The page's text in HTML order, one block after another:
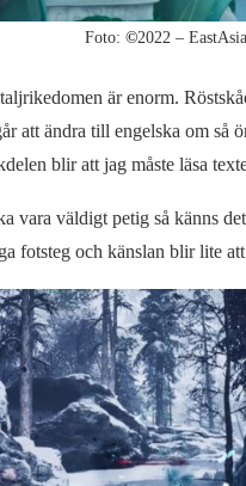
Foto: ©2022 –
är enorm.
att ändra till engelska om så
blir att jag måste läsa
vara väldigt petig så känns
fotsteg och känslan blir lite